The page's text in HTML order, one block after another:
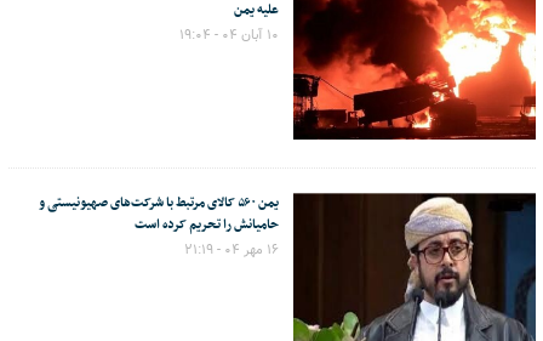
علیه یمن
۱۰ آبان ۰۴ - ۱۹:۰۴
یمن ۵۶۰ کالای مرتبط با شرکت‌های صهیونیستی و
حامیانش را تحریم کرده است
۱۶ مهر ۰۴ - ۲۱:۱۹